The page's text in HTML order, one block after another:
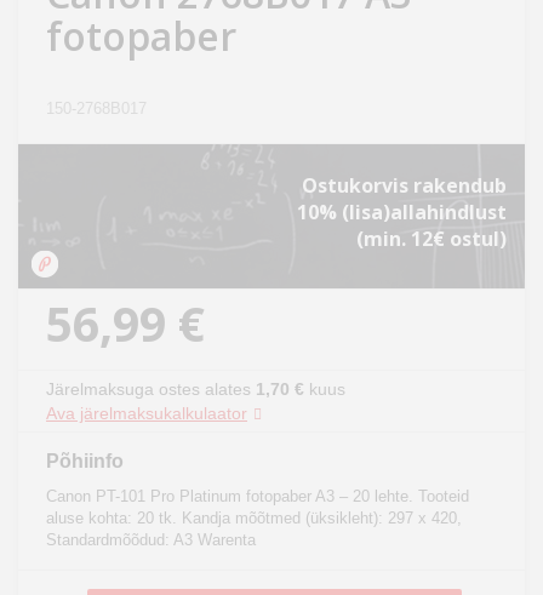
fotopaber
150-2768B017
Ostukorvis rakendub
10% (lisa)allahindlust
(min. 12€ ostul)
56,99 €
Järelmaksuga ostes alates 1,70 € kuus
Ava järelmaksukalkulaator
Põhiinfo
Canon PT-101 Pro Platinum fotopaber A3 – 20 lehte. Tooteid
aluse kohta: 20 tk. Kandja mõõtmed (üksikleht): 297 x 420,
Standardmõõdud: A3 Warenta
aed
&
hobi
Mänguasjad
Auto